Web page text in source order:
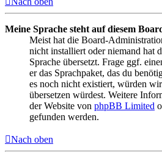
Meine Sprache steht auf diesem
Meist hat die Board-
nicht installiert oder niemand hat
Sprache übersetzt. Frage ggf.
er das Sprachpaket, das du
es noch nicht existiert, würden
übersetzen würdest. Weitere
der Website von phpBB Limited
gefunden werden.
Nach oben